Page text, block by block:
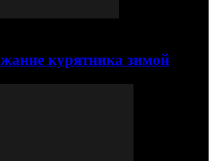
курятника зимой